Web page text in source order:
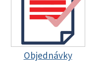
Objednávky